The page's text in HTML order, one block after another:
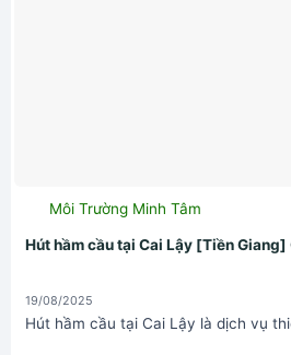
Môi Trường Minh Tâm
Hút hầm cầu tại Cai Lậy [Tiền Giang]
19/08/2025
Hút hầm cầu tại Cai Lậy là dịch vụ